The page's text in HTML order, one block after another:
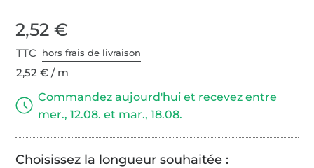
2,52 €
TTC hors frais de livraison
2,52 € / m
Commandez aujourd'hui et recevez entre
mer., 12.08. et mar., 18.08.
Choisissez la longueur souhaitée :